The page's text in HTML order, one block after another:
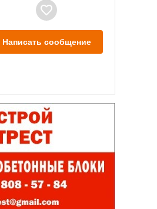
Написать сообщение